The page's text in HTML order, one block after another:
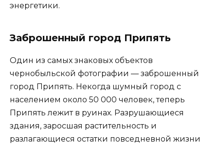
энергетики.
Заброшенный город Припять
Один из самых знаковых объектов
чернобыльской фотографии — заброшенный
город Припять. Некогда шумный город с
населением около 50 000 человек, теперь
Припять лежит в руинах. Разрушающиеся
здания, заросшая растительность и
разлагающиеся остатки повседневной жизни